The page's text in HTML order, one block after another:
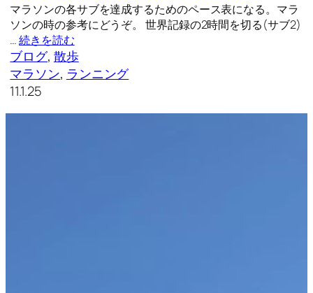
マラソンの各サブを達成するためのペース表になる。マラ
ソンの時の参考にどうぞ。 世界記録の2時間を切る(サブ2)
…続きを読む
ブログ, 散歩
マラソン, ランニング
11.1.25